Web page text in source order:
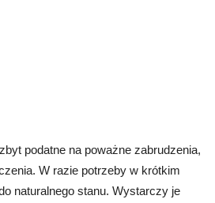
podatne na poważne zabrudzenia,
W razie potrzeby w krótkim
naturalnego stanu. Wystarczy je